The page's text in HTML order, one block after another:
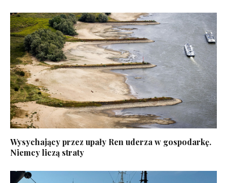
Wysychający przez upały Ren uderza w gospodarkę.
Niemcy liczą straty